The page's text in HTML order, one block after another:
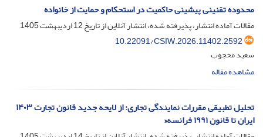
محدوده تقنینی پیشینی حاکمیت در استحکام و حمایت از خانواده
مقالات آماده انتشار، پذیرفته شده، انتشار آنلاین از تاریخ12 اردیبهشت 1405
10.22091/CSIW.2026.11402.2592
سعید محجوب
مشاهده مقاله
تحلیل تطبیقی مقررات نمایندگی تجاری: از لایحه جدید قانون تجارت ۱۴۰۳
ایران تا قانون ۱۹۹۱ فرانسه«